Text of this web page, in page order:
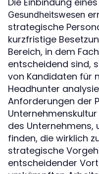
Gesundheitswesen
strategische
kurzfristige
Bereich, in dem
entscheidend sind,
von Kandidaten für
Headhunter
Anforderungen der
des Unternehmens,
finden, die wirklich
strategische
entscheidender